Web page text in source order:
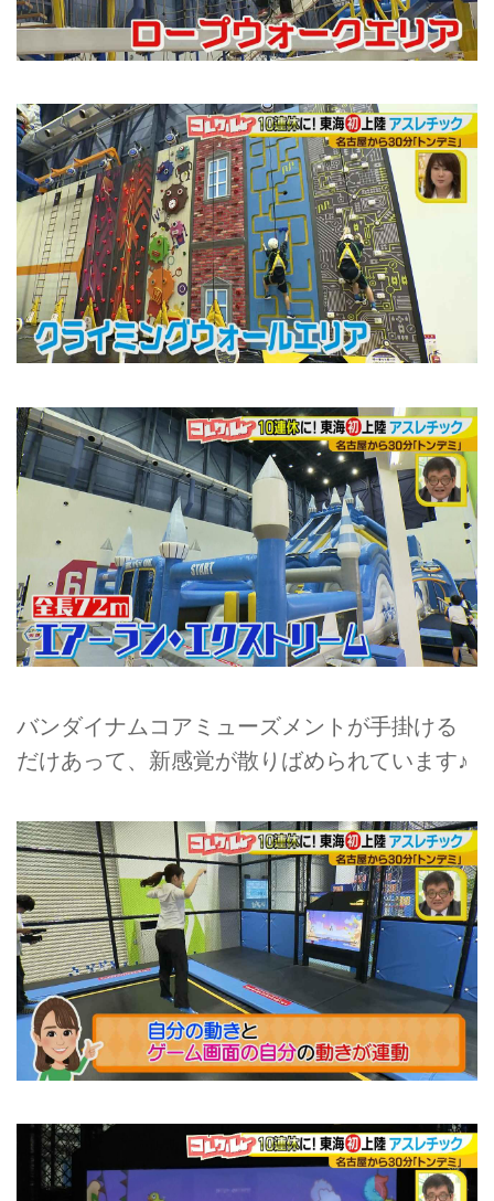
バンダイナムコアミューズメントが手掛ける
だけあって、新感覚が散りばめられています♪